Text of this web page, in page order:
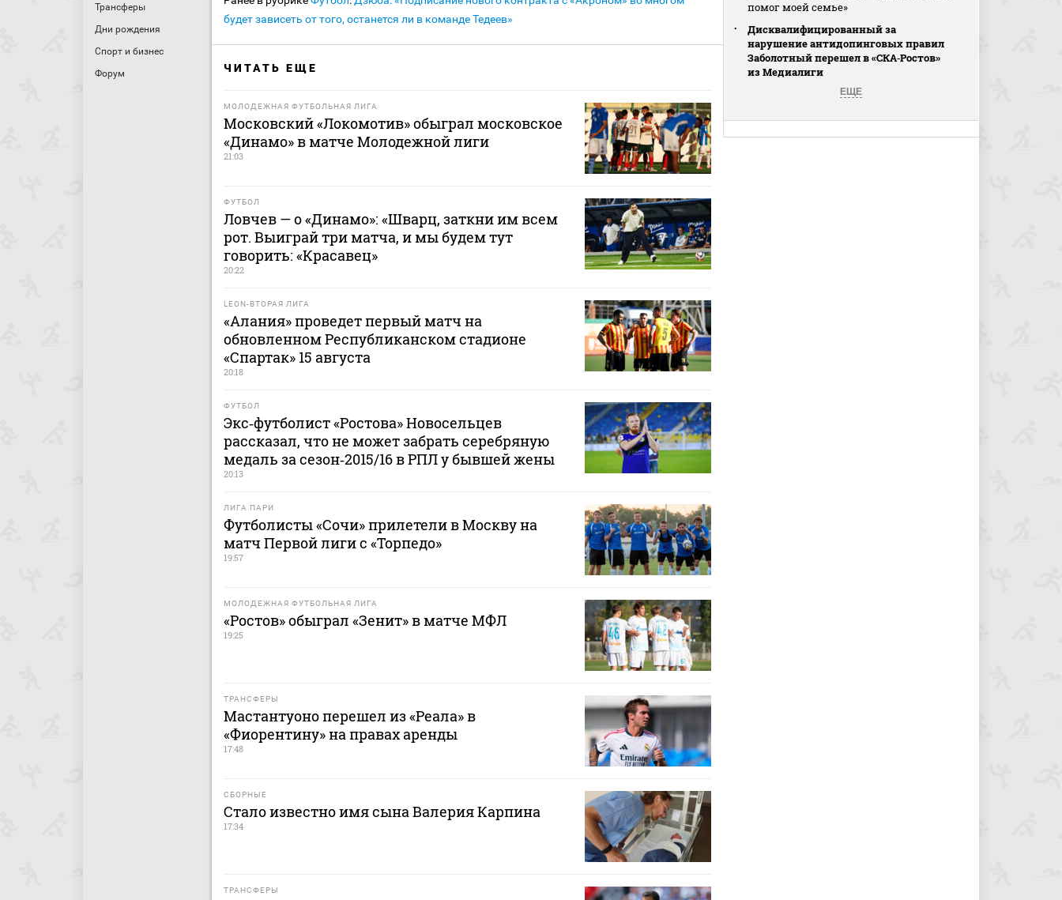
Трансферы
Дни рождения
Спорт и бизнес
Форум
будет зависеть от того, останется ли в команде Тедеев»
ЧИТАТЬ ЕЩЕ
МОЛОДЕЖНАЯ ФУТБОЛЬНАЯ ЛИГА
Московский «Локомотив» обыграл московское
«Динамо» в матче Молодежной лиги
21:03
ФУТБОЛ
Ловчев — о «Динамо»: «Шварц, заткни им всем
рот. Выиграй три матча, и мы будем тут
говорить: «Красавец»
20:22
LEON-ВТОРАЯ ЛИГА
«Алания» проведет первый матч на
обновленном Республиканском стадионе
«Спартак» 15 августа
20:18
ФУТБОЛ
Экс‑футболист «Ростова» Новосельцев
рассказал, что не может забрать серебряную
медаль за сезон‑2015/16 в РПЛ у бывшей жены
20:13
ЛИГА ПАРИ
Футболисты «Сочи» прилетели в Москву на
матч Первой лиги с «Торпедо»
19:57
МОЛОДЕЖНАЯ ФУТБОЛЬНАЯ ЛИГА
«Ростов» обыграл «Зенит» в матче МФЛ
19:25
ТРАНСФЕРЫ
Мастантуоно перешел из «Реала» в
«Фиорентину» на правах аренды
17:48
СБОРНЫЕ
Стало известно имя сына Валерия Карпина
17:34
ТРАНСФЕРЫ
помог моей семье»
Дисквалифицированный за
нарушение антидопинговых правил
Заболотный перешел в «СКА‑Ростов»
из Медиалиги
ЕЩЕ